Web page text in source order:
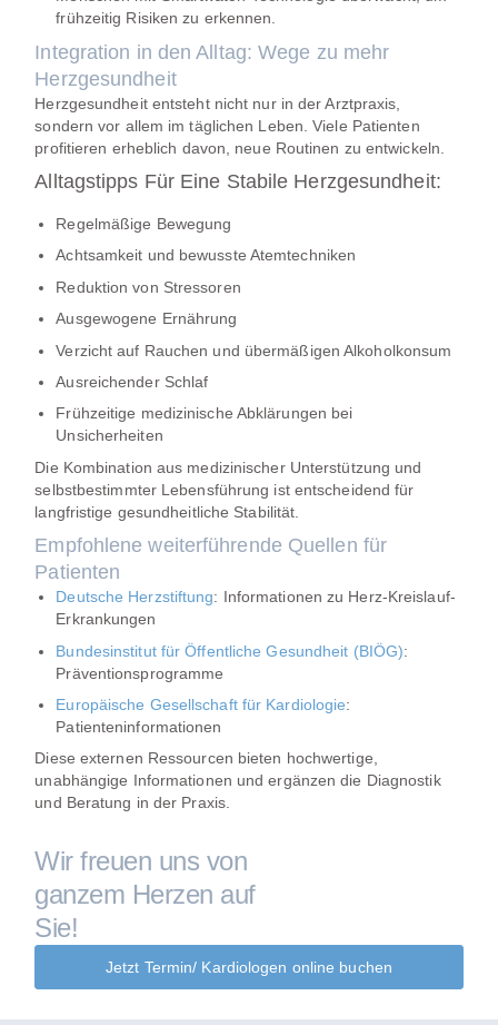
frühzeitig Risiken zu erkennen.
Integration in den Alltag: Wege zu mehr
Herzgesundheit
Herzgesundheit entsteht nicht nur in der Arztpraxis,
sondern vor allem im täglichen Leben. Viele Patienten
profitieren erheblich davon, neue Routinen zu entwickeln.
Alltagstipps Für Eine Stabile Herzgesundheit:
Regelmäßige Bewegung
Achtsamkeit und bewusste Atemtechniken
Reduktion von Stressoren
Ausgewogene Ernährung
Verzicht auf Rauchen und übermäßigen Alkoholkonsum
Ausreichender Schlaf
Frühzeitige medizinische Abklärungen bei
Unsicherheiten
Die Kombination aus medizinischer Unterstützung und
selbstbestimmter Lebensführung ist entscheidend für
langfristige gesundheitliche Stabilität.
Empfohlene weiterführende Quellen für
Patienten
Deutsche Herzstiftung: Informationen zu Herz-Kreislauf-
Erkrankungen
Bundesinstitut für Öffentliche Gesundheit (BIÖG):
Präventionsprogramme
Europäische Gesellschaft für Kardiologie:
Patienteninformationen
Diese externen Ressourcen bieten hochwertige,
unabhängige Informationen und ergänzen die Diagnostik
und Beratung in der Praxis.
Wir freuen uns von
ganzem Herzen auf
Sie!
Jetzt Termin/ Kardiologen online buchen